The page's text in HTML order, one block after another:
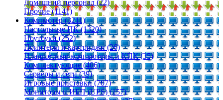
Домашний персонал (22)
Прочие (1141)
Компьютер (3211)
Настольные ПК (1320)
Ноутбуки (252)
Принтеры и картриджи (26)
Планшетные компьютеры и КПК (35)
Комплектующие (406)
Серверы и сети (39)
Игровые приставки (707)
Мониторы и ИБП (UPS) (157)